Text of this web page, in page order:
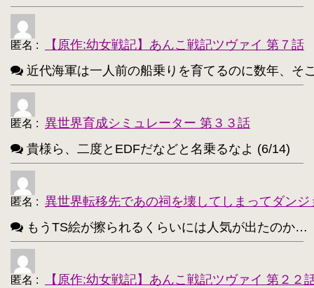
・
・ 鹿目まどか【168】
匿名 :
【原作:幼女戦記】あんこ戦記ツヴァイ 第７話
近代海軍は一人前の船乗りを育てるのに数年、そ
匿名 : 異世界育成シミュレーター 第３３話
貴様ら、二度とEDFだなどと名乗るなよ (6/14)
匿名 : 異世界転移先であの祠を壊してしまってダン
もうTS絵が擦られるくらいには人気が出たのか…
匿名 :
【原作:幼女戦記】あんこ戦記ツヴァイ 第２２